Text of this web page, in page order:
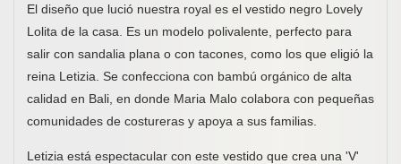
El diseño que lució nuestra royal es el vestido negro Lovely
Lolita de la casa. Es un modelo polivalente, perfecto para
salir con sandalia plana o con tacones, como los que eligió la
reina Letizia. Se confecciona con bambú orgánico de alta
calidad en Bali, en donde Maria Malo colabora con pequeñas
comunidades de costureras y apoya a sus familias.
Letizia está espectacular con este vestido que crea una 'V'